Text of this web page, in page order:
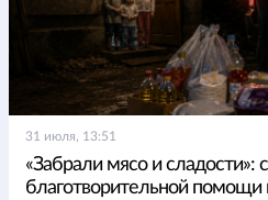
31 июля, 13:51
«Забрали мясо и сладости»:
благотворительной помощи